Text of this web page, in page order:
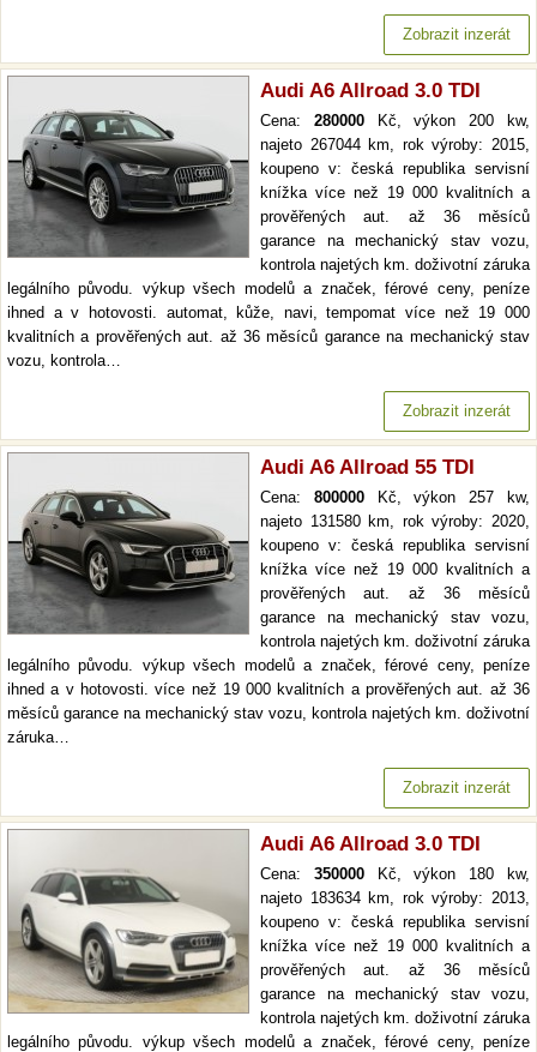
Zobrazit inzerát
Audi A6 Allroad 3.0 TDI
Cena: 280000Kč, výkon 200 kw,
najeto 267044 km, rok výroby: 2015,
koupeno v: česká republika servisní
knížka více než 19 000 kvalitních a
prověřených aut. až 36 měsíců
garance na mechanický stav vozu,
kontrola najetých km. doživotní záruka
legálního původu. výkup všech modelů a značek, férové ceny, peníze
ihned a v hotovosti. automat, kůže, navi, tempomat více než 19 000
kvalitních a prověřených aut. až 36 měsíců garance na mechanický stav
vozu, kontrola…
Zobrazit inzerát
Audi A6 Allroad 55 TDI
Cena: 800000Kč, výkon 257 kw,
najeto 131580 km, rok výroby: 2020,
koupeno v: česká republika servisní
knížka více než 19 000 kvalitních a
prověřených aut. až 36 měsíců
garance na mechanický stav vozu,
kontrola najetých km. doživotní záruka
legálního původu. výkup všech modelů a značek, férové ceny, peníze
ihned a v hotovosti. více než 19 000 kvalitních a prověřených aut. až 36
měsíců garance na mechanický stav vozu, kontrola najetých km. doživotní
záruka…
Zobrazit inzerát
Audi A6 Allroad 3.0 TDI
Cena: 350000Kč, výkon 180 kw,
najeto 183634 km, rok výroby: 2013,
koupeno v: česká republika servisní
knížka více než 19 000 kvalitních a
prověřených aut. až 36 měsíců
garance na mechanický stav vozu,
kontrola najetých km. doživotní záruka
legálního původu. výkup všech modelů a značek, férové ceny, peníze